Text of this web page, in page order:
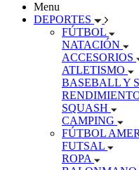
Menu
DEPORTES
FÚTBOL
NATACIÓN
ACCESORIOS
ATLETISMO
BASEBALL Y
SQUASH
CAMPING
FÚTBOL
FUTSAL
ROPA